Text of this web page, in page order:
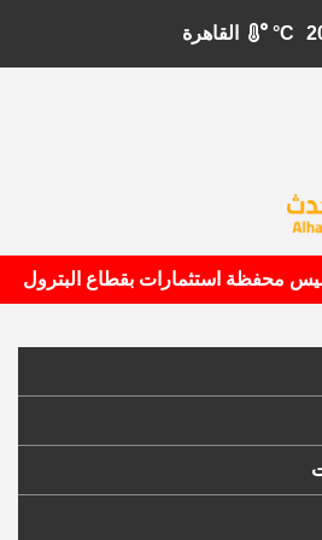
°C
محفظة استثمارات بقطاع البترول